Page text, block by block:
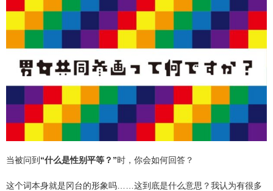
当被问到 “什么是性别平等？”时，你会如何回答？
这个词本身就是冈台的形象吗……这到底是什么意思？我认为有很多